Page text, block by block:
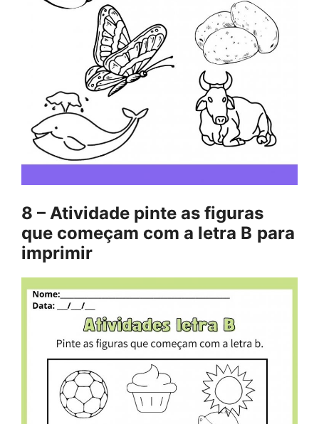
8 – Atividade pinte as figuras
que começam com a letra B para
imprimir